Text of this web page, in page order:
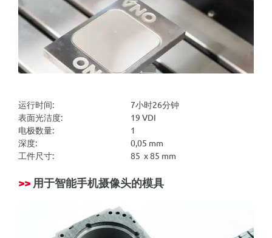
运行时间:
7小时26分钟
表面光洁度:
19 VDI
电极数量:
1
深度:
0,05 mm
工件尺寸:
85 x 85 mm
>> 用于智能手机摄像头的模具